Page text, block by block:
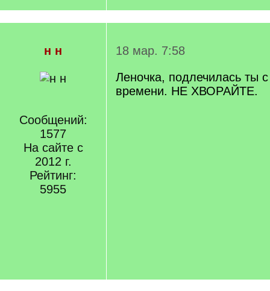
н н
Сообщений:
1577
На сайте с
2012 г.
Рейтинг:
5955
18 мар. 7:58
Леночка, подлечилась ты
времени. НЕ ХВОРАЙТЕ.